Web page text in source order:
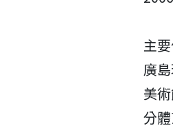
主
廣
美
分